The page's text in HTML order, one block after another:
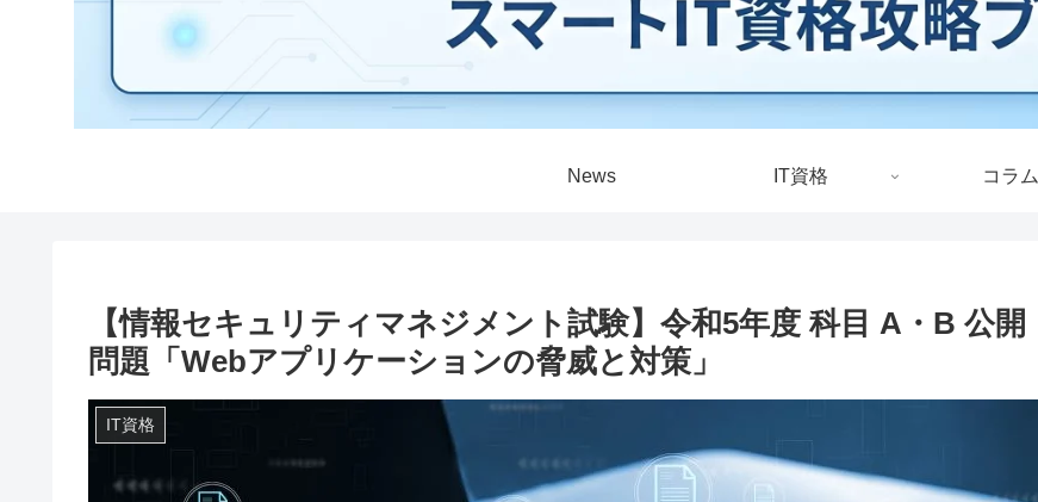
News IT資格 コラム
【情報セキュリティマネジメント試験】令和5年度 科目 A・B 公開
問題「Webアプリケーションの脅威と対策」
IT資格